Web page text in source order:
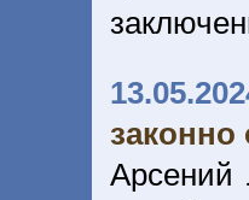
законно
Арсений